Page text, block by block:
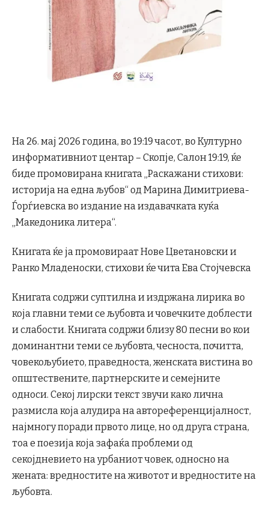
На 26. мај 2026 година, во 19:19 часот, во Културно
информативниот центар – Скопје, Салон 19:19, ќе
биде промовирана книгата „Раскажани стихови:
историја на една љубов“ од Марина Димитриева-
Ѓорѓиевска во издание на издавачката куќа
„Македоника литера“.
Книгата ќе ја промовираат Нове Цветановски и
Ранко Младеноски, стихови ќе чита Ева Стојчевска
Книгата содржи суптилна и издржана лирика во
која главни теми се љубовта и човечките доблести
и слабости. Книгата содржи близу 80 песни во кои
доминантни теми се љубовта, чесноста, почитта,
човекољубието, праведноста, женската вистина во
општествените, партнерските и семејните
односи. Секој лирски текст звучи како лична
размисла која алудира на автореференцијалност,
најмногу поради првото лице, но од друга страна,
тоа е поезија која зафаќа проблеми од
секојдневието на урбаниот човек, односно на
жената: вредностите на животот и вредностите на
љубовта.